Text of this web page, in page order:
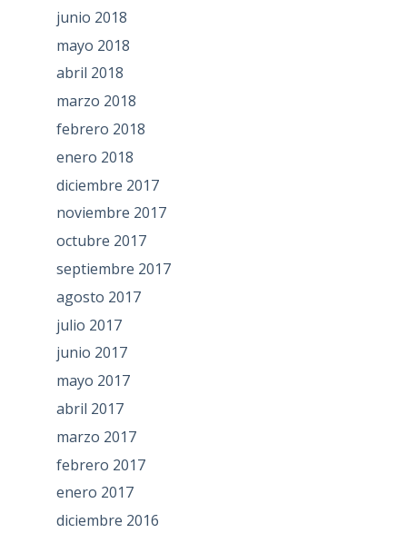
junio 2018
mayo 2018
abril 2018
marzo 2018
febrero 2018
enero 2018
diciembre 2017
noviembre 2017
octubre 2017
septiembre 2017
agosto 2017
julio 2017
junio 2017
mayo 2017
abril 2017
marzo 2017
febrero 2017
enero 2017
diciembre 2016